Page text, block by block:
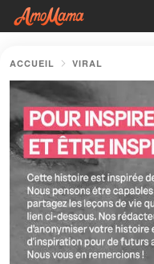
ACCUEIL VIRAL